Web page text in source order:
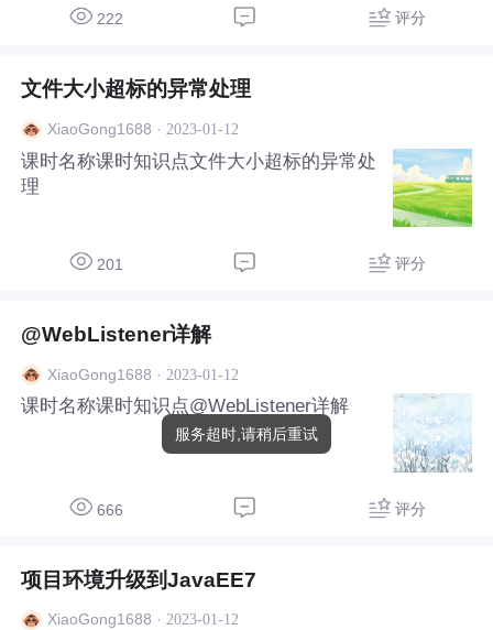
222 评分
文件大小超标的异常处理
XiaoGong1688 · 2023-01-12
课时名称课时知识点文件大小超标的异常处
理
201 评分
@WebListener详解
XiaoGong1688 · 2023-01-12
课时名称课时知识点@WebListener详解
666 评分
项目环境升级到JavaEE7
XiaoGong1688 · 2023-01-12
服务超时,请稍后重试